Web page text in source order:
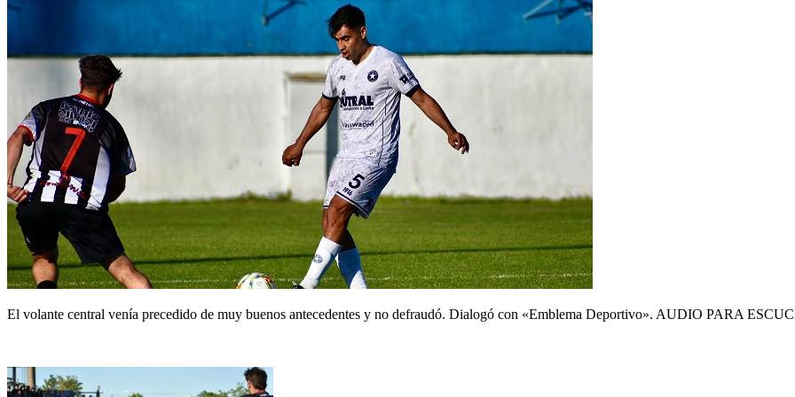
El volante central venía precedido de muy buenos antecedentes y no defraudó. Dialogó con «Emblema Deportivo». AUDIO PARA